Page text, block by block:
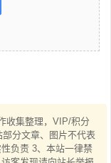
收集整理，VIP/积分
分文章、图片不代表
负责 3、本站一律禁